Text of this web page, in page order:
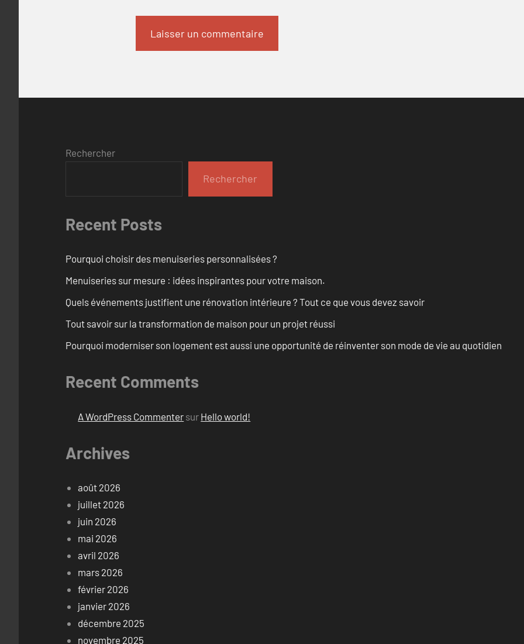
Rechercher
Rechercher
Recent Posts
Pourquoi choisir des menuiseries personnalisées ?
Menuiseries sur mesure : idées inspirantes pour votre maison.
Quels événements justifient une rénovation intérieure ? Tout ce que vous devez savoir
Tout savoir sur la transformation de maison pour un projet réussi
Pourquoi moderniser son logement est aussi une opportunité de réinventer son mode de vie au quotidien
Recent Comments
A WordPress Commenter sur Hello world!
Archives
août 2026
juillet 2026
juin 2026
mai 2026
avril 2026
mars 2026
février 2026
janvier 2026
décembre 2025
novembre 2025